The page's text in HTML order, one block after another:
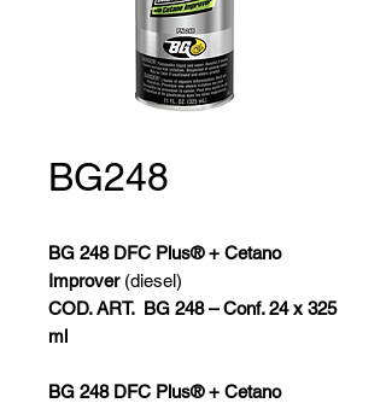
BG248
BG 248 DFC Plus® + Cetano
Improver(diesel)
COD. ART. BG 248 – Conf. 24 x 325
ml
BG 248 DFC Plus® + Cetano